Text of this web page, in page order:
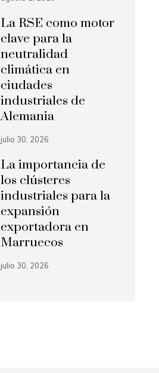
La RSE como motor
clave para la
neutralidad
climática en
ciudades
industriales de
Alemania
julio 30, 2026
La importancia de
los clústeres
industriales para la
expansión
exportadora en
Marruecos
julio 30, 2026